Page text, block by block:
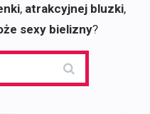
, atrakcyjnej bluzki,
sexy bielizny?